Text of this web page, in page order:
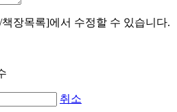
장목록]에서 수정할 수 있습니다.
취소